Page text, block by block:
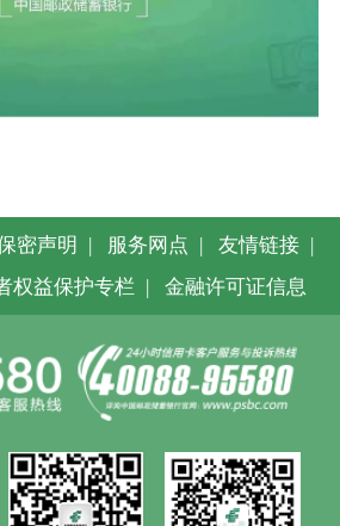
密声明 | 服务网点 | 友情链接 |
权益保护专栏 | 金融许可证信息